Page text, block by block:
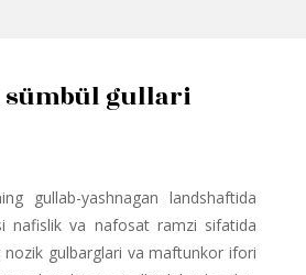
sümbül gullari
gullab-yashnagan landshaftida
nafislik va nafosat ramzi sifatida
nozik gulbarglari va maftunkor ifori